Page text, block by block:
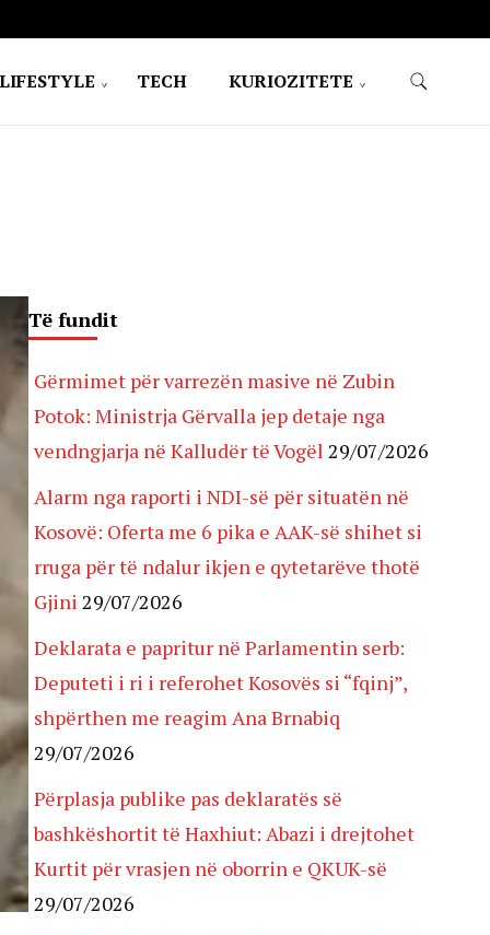
TECH KURIOZITETE
Të fundit
Gërmimet për varrezën masive në Zubin
Potok: Ministrja Gërvalla jep detaje nga
vendngjarja në Kalludër të Vogël 29/07/2026
Alarm nga raporti i NDI-së për situatën në
Kosovë: Oferta me 6 pika e AAK-së shihet si
rruga për të ndalur ikjen e qytetarëve thotë
Gjini 29/07/2026
Deklarata e papritur në Parlamentin serb:
Deputeti i ri i referohet Kosovës si “fqinj”,
shpërthen me reagim Ana Brnabiq
29/07/2026
Përplasja publike pas deklaratës së
bashkëshortit të Haxhiut: Abazi i drejtohet
Kurtit për vrasjen në oborrin e QKUK-së
29/07/2026